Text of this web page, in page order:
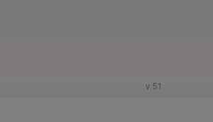
v.51